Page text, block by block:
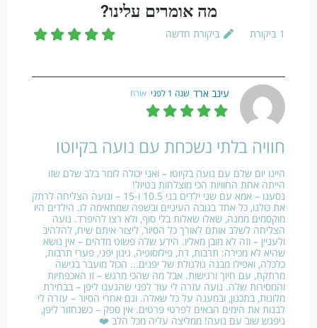
מה אומרים עלינו?
1 ביקורת ביקורת חדשה
עינב ארד שנה 1 לפני אורח
חוויה בלתי נשכחת עם נועה בקיוטו
היינו יום שלם עם נועה בקיוטו – ואני יכולה לומר בלב שלם שזו
הייתה אחת החוויות הכי מוצלחות בטיול!
נסענו – אמא עם שני ילדים בני 10.5 ו-15 – ונועה הצליחה לרתק
את כולנו, כל אחד בגובה העיניים ובשפה שמתאימה לו. הילדים היו
מוקסמים ממנה, שאלו שאלות בלי סוף, ולא רצו להיפרד. נועה
הצליחה לשלב אותם לאורך כל הסיור, ליצור איתם שיח, להלהיב
ולעניין – וזה לא מובן מאליו. הידע שלה פשוט מדהים – אין נושא
שהיא לא מכירה: תרבות, דת, פילוסופיה, גינון יפני, פערי תרבות,
כלכלה, ואפילו מבנה גולגולת של יפנים... הכול מועבר בגישה
מרתקת, עם חיוך ורגישות. אבל מה שהכי מרגש – זו האכפתיות
והמסירות שלה. נועה עזרה לי עוד לפני שהגענו ליפן – בבחירת
מלונות, בתכנון, ובמענה על כל שאלה. וגם אחרי הסיור – עזרה לי
לבנות את הימים הבאים לפרטי פרטים. אין ספק – כשנחזור ליפן,
ניפגש שוב עם נועה! ממליצה עליה מכל הלב ❤️